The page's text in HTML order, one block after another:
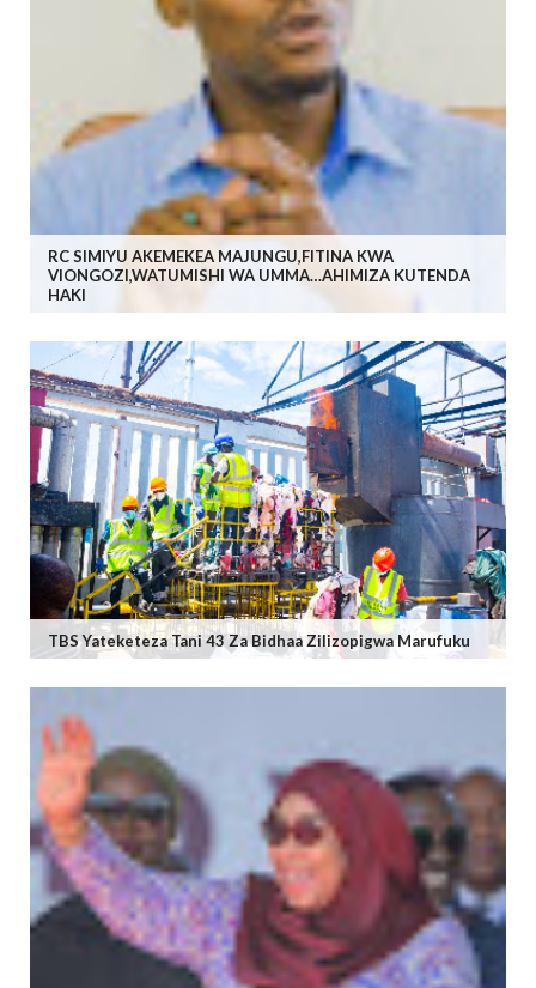
RC SIMIYU AKEMEKEA MAJUNGU,FITINA KWA
VIONGOZI,WATUMISHI WA UMMA…AHIMIZA KUTENDA
HAKI
TBS Yateketeza Tani 43 Za Bidhaa Zilizopigwa Marufuku